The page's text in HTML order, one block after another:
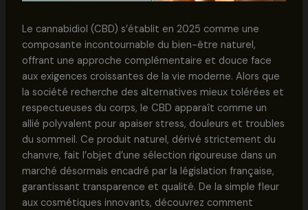
Le cannabidiol (CBD) s’établit en 2025 comme une
composante incontournable du bien-être naturel,
offrant une approche complémentaire et douce face
aux exigences croissantes de la vie moderne. Alors que
la société recherche des alternatives mieux tolérées et
respectueuses du corps, le CBD apparaît comme un
allié polyvalent pour apaiser stress, douleurs et troubles
du sommeil. Ce produit naturel, dérivé strictement du
chanvre, fait l’objet d’une sélection rigoureuse dans un
marché désormais encadré par la législation française,
garantissant transparence et qualité. De la simple fleur
aux cosmétiques innovants, découvrez comment